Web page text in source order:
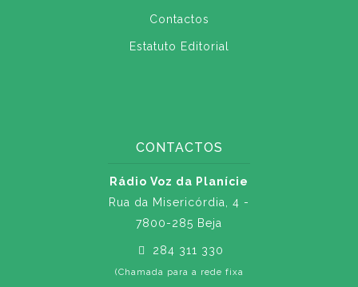
Contactos
Estatuto Editorial
CONTACTOS
Rádio Voz da Planície
Rua da Misericórdia, 4 -
7800-285 Beja
284 311 330
(Chamada para a rede fixa